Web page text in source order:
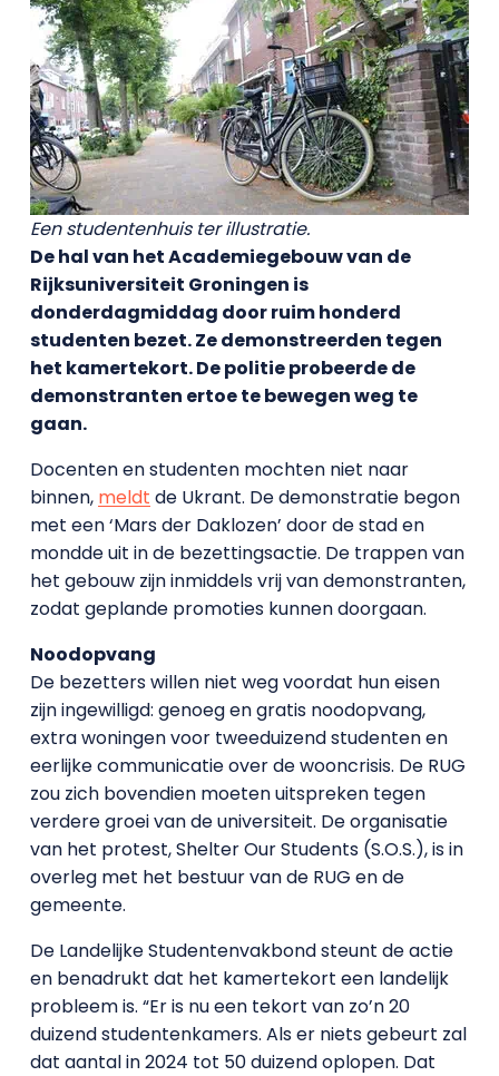
Een studentenhuis ter illustratie.
De hal van het Academiegebouw van de
Rijksuniversiteit Groningen is
donderdagmiddag door ruim honderd
studenten bezet. Ze demonstreerden tegen
het kamertekort. De politie probeerde de
demonstranten ertoe te bewegen weg te
gaan.
Docenten en studenten mochten niet naar
binnen, meldt de Ukrant. De demonstratie begon
met een ‘Mars der Daklozen’ door de stad en
mondde uit in de bezettingsactie. De trappen van
het gebouw zijn inmiddels vrij van demonstranten,
zodat geplande promoties kunnen doorgaan.
Noodopvang
De bezetters willen niet weg voordat hun eisen
zijn ingewilligd: genoeg en gratis noodopvang,
extra woningen voor tweeduizend studenten en
eerlijke communicatie over de wooncrisis. De RUG
zou zich bovendien moeten uitspreken tegen
verdere groei van de universiteit. De organisatie
van het protest, Shelter Our Students (S.O.S.), is in
overleg met het bestuur van de RUG en de
gemeente.
De Landelijke Studentenvakbond steunt de actie
en benadrukt dat het kamertekort een landelijk
probleem is. “Er is nu een tekort van zo’n 20
duizend studentenkamers. Als er niets gebeurt zal
dat aantal in 2024 tot 50 duizend oplopen. Dat